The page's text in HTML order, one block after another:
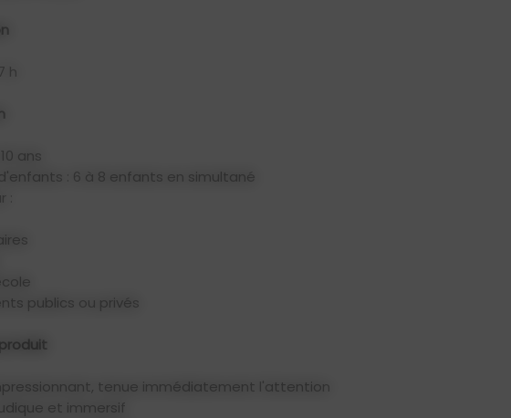
h
ans
: 6 à 8 enfants en simultané
publics ou privés
tenue immédiatement l'attention
et immersif